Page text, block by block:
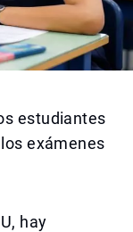
estudiantes
exámenes
hay